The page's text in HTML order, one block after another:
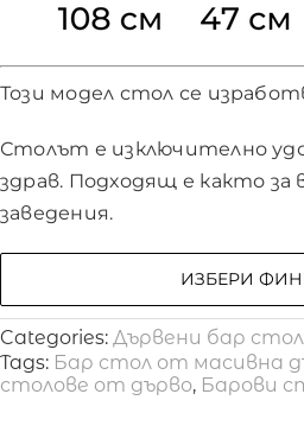
Този модел стол се
Столът е изключително
здрав. Подходящ е както
заведения.
ИЗБЕРИ
Categories: Дървени бар
Tags: Бар стол от масивна
столове от дърво, Барови